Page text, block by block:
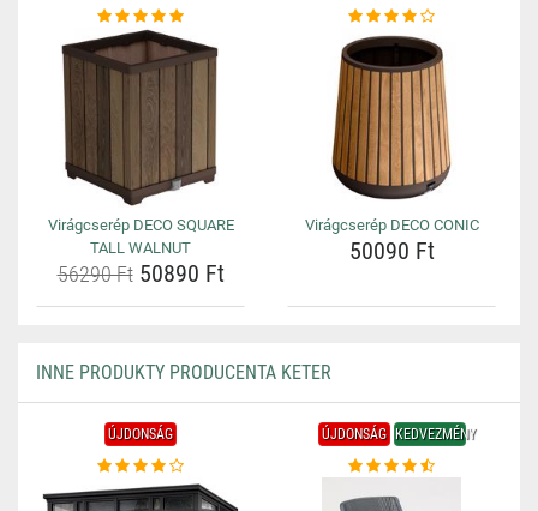
Virágcserép DECO SQUARE
TALL WALNUT
56290 Ft50890 Ft
Virágcserép DECO CONIC
50090 Ft
INNE PRODUKTY PRODUCENTA KETER
ÚJDONSÁG ÚJDONSÁG KEDVEZMÉNY